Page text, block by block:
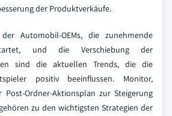
der Produktverkäufe.
Automobil-OEMs, die zunehmende
und die Verschiebung der
sind die aktuellen Trends, die die
positiv beeinflussen. Monitor,
Ordner-Aktionsplan zur Steigerung
zu den wichtigsten Strategien der